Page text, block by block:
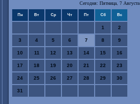
Сегодня: Пятница, 7 Августа
Пн Вт Ср Чт Пт Сб Вс
1 2
3 4 5 6 7 8 9
10 11 12 13 14 15 16
17 18 19 20 21 22 23
24 25 26 27 28 29 30
31